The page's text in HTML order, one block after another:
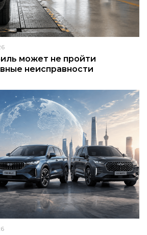
может не пройти
неисправности